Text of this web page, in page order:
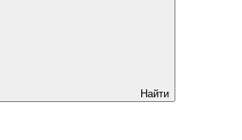
Найти